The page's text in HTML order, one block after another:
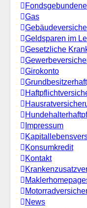
Gas
Geldsparen im
Gesetzliche
Girokonto
Impressum
Konsumkredit
Kontakt
News